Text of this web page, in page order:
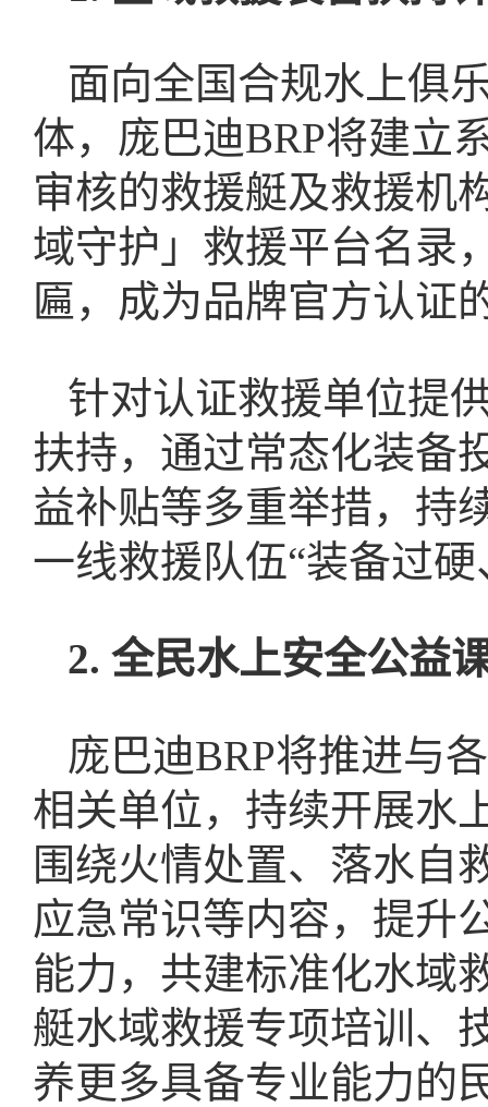
面向全国合规水上俱
体，庞巴迪BRP将建立
审核的救援艇及救援机
域守护」救援平台名录
匾，成为品牌官方认证
针对认证救援单位提
扶持，通过常态化装备
益补贴等多重举措，持
一线救援队伍“装备过
2. 全民水上安全公益
庞巴迪BRP将推进与
相关单位，持续开展水
围绕火情处置、落水自
应急常识等内容，提升
能力，共建标准化水域
艇水域救援专项培训、
养更多具备专业能力的